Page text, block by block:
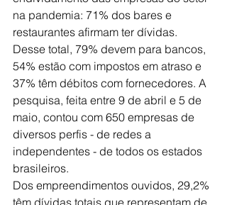
na pandemia: 71% dos bares e
restaurantes afirmam ter dívidas.
Desse total, 79% devem para bancos,
54% estão com impostos em atraso e
37% têm débitos com fornecedores. A
pesquisa, feita entre 9 de abril e 5 de
maio, contou com 650 empresas de
diversos perfis - de redes a
independentes - de todos os estados
brasileiros.
Dos empreendimentos ouvidos, 29,2%